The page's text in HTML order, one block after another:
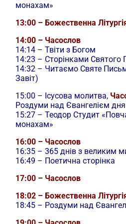
монахам»
13:00 – Божественна
14:00 – Часослов
14:14 – Твіти з Богом
14:23 – Сторінками Святого
14:32 – Читаємо Святе
Завіт)
15:00 – Ісусова молитва,
Роздуми над Євангелієм дня
15:27 – Теодор Студит
монахам»
16:00 – Часослов
16:35 – 365 днів з великим
16:49 – Поетична сторінка
17:00 – Часослов
18:02 – Божественна
18:45 – Роздуми над